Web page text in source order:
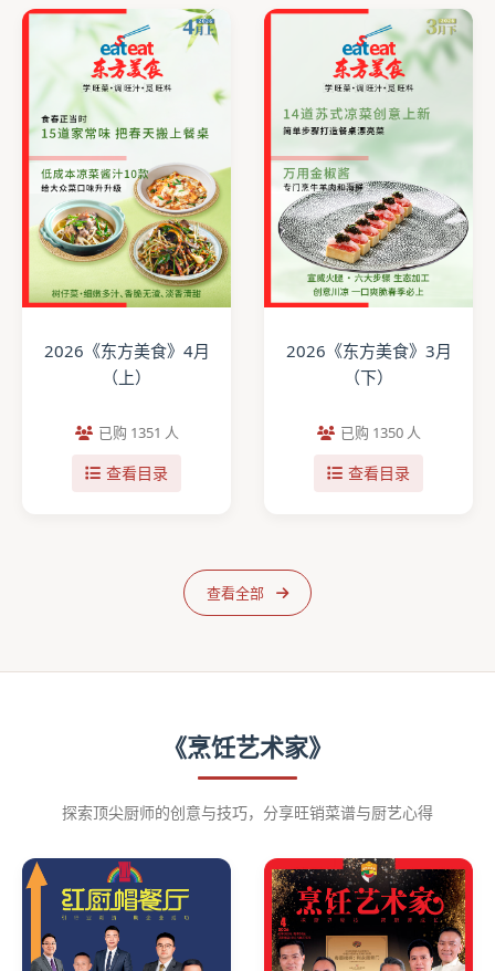
2026《东方美食》4月
（上）
已购 1351 人
查看目录
2026《东方美食》3月
（下）
已购 1350 人
查看目录
查看全部
《烹饪艺术家》
探索顶尖厨师的创意与技巧，分享旺销菜谱与厨艺心得